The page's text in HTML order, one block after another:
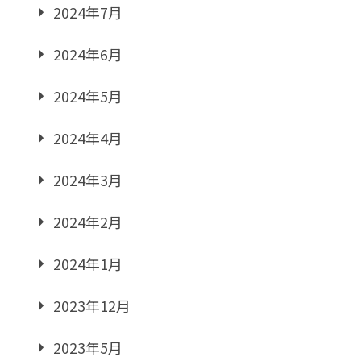
2024年7月
2024年6月
2024年5月
2024年4月
2024年3月
2024年2月
2024年1月
2023年12月
2023年5月